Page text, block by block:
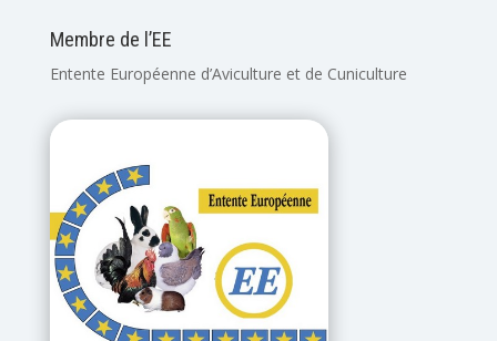
Membre de l’EE
Entente Européenne d’Aviculture et de Cuniculture